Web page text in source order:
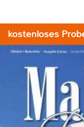
kostenloses